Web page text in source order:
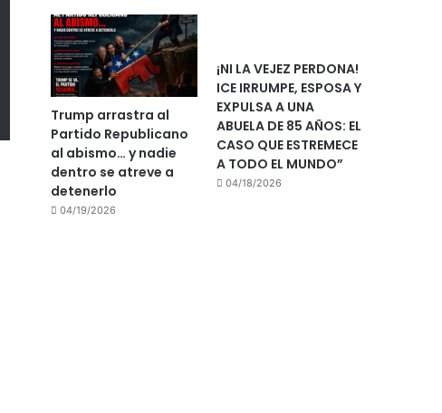
Trump arrastra al
Partido Republicano
al abismo… y nadie
dentro se atreve a
detenerlo
04/19/2026
¡NI LA VEJEZ PERDONA!
ICE IRRUMPE, ESPOSA Y
EXPULSA A UNA
ABUELA DE 85 AÑOS: EL
CASO QUE ESTREMECE
A TODO EL MUNDO”
04/18/2026